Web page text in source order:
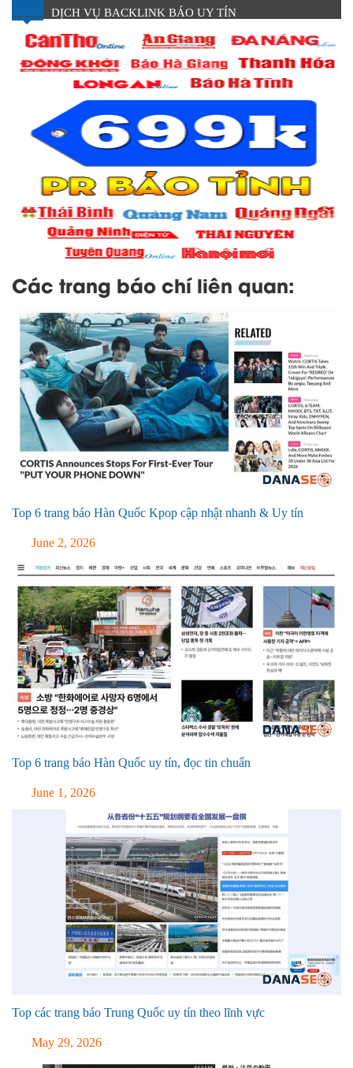
DỊCH VỤ BACKLINK BÁO UY TÍN
Các trang báo chí liên quan:
Top 6 trang báo Hàn Quốc Kpop cập nhật nhanh & Uy tín
June 2, 2026
Top 6 trang báo Hàn Quốc uy tín, đọc tin chuẩn
June 1, 2026
Top các trang báo Trung Quốc uy tín theo lĩnh vực
May 29, 2026